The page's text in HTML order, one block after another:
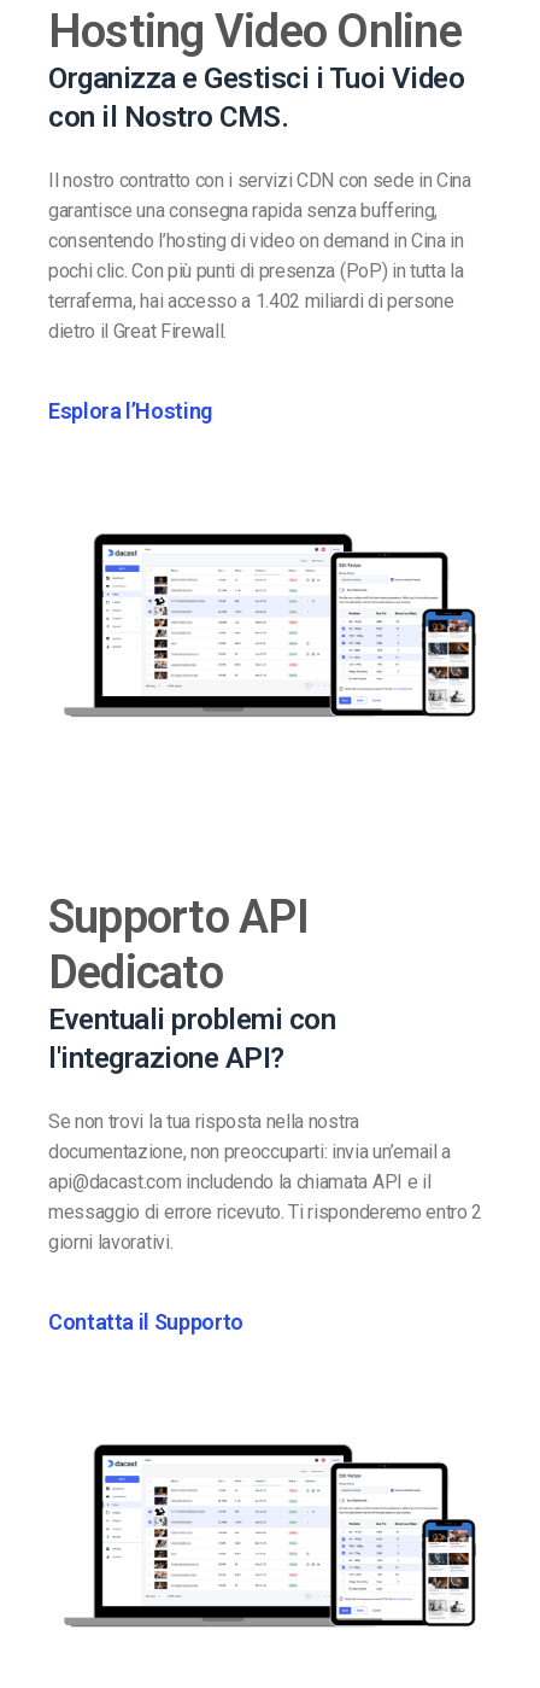
Hosting Video Online
Organizza e Gestisci i Tuoi Video
con il Nostro CMS.
Il nostro contratto con i servizi CDN con sede in Cina
garantisce una consegna rapida senza buffering,
consentendo l’hosting di video on demand in Cina in
pochi clic. Con più punti di presenza (PoP) in tutta la
terraferma, hai accesso a 1.402 miliardi di persone
dietro il Great Firewall.
Esplora l’Hosting
Supporto API
Dedicato
Eventuali problemi con
l'integrazione API?
Se non trovi la tua risposta nella nostra
documentazione, non preoccuparti: invia un’email a
api@dacast.com includendo la chiamata API e il
messaggio di errore ricevuto. Ti risponderemo entro 2
giorni lavorativi.
Contatta il Supporto